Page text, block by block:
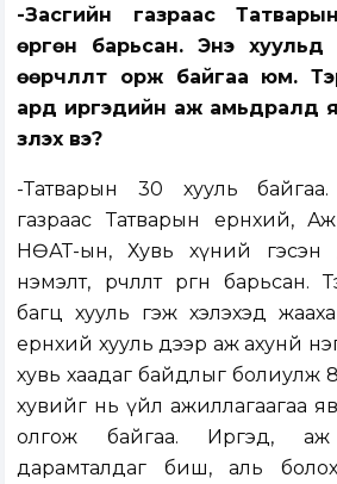
-Засгийн газраас
өргөн барьсан. Энэ
өөрчлүүлт орж байгаа юм.
ард иргэдийн аж амьдралд
үзүүлэх вэ?
-Татварын 30 хууль
газраас Татварын ерөнхий,
НӨАТ-ын, Хувь хүний гэсэн
нэмэлт, өөрчлөлт өргөн барьсан.
багц хууль гэж хэлэхэд жаахан
ерөнхий хууль дээр аж ахунй
хувь хаадаг байдлыг болиулж
хувийг нь үйл ажиллагаагаа
олгож байгаа. Иргэд,
дарамталдаг биш, аль болох